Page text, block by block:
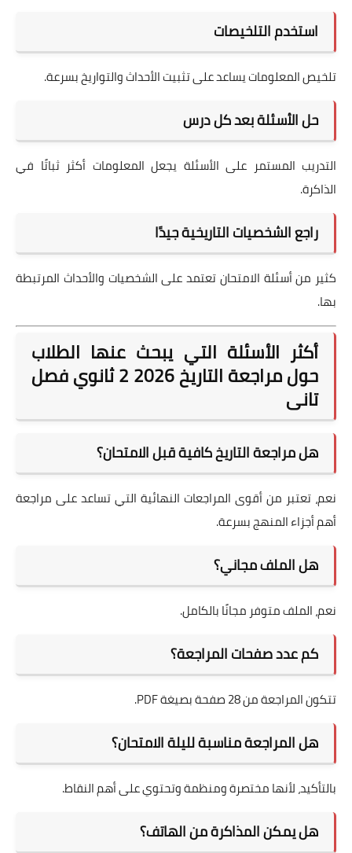
استخدم التلخيصات
تلخيص المعلومات يساعد على تثبيت الأحداث والتواريخ بسرعة.
حل الأسئلة بعد كل درس
التدريب المستمر على الأسئلة يجعل المعلومات أكثر ثباتًا في
الذاكرة.
راجع الشخصيات التاريخية جيدًا
كثير من أسئلة الامتحان تعتمد على الشخصيات والأحداث المرتبطة
بها.
أكثر الأسئلة التي يبحث عنها الطلاب
حول مراجعة التاريخ 2026 2 ثانوي فصل
تانى
هل مراجعة التاريخ كافية قبل الامتحان؟
نعم، تعتبر من أقوى المراجعات النهائية التي تساعد على مراجعة
أهم أجزاء المنهج بسرعة.
هل الملف مجاني؟
نعم، الملف متوفر مجانًا بالكامل.
كم عدد صفحات المراجعة؟
تتكون المراجعة من 28 صفحة بصيغة PDF.
هل المراجعة مناسبة لليلة الامتحان؟
بالتأكيد، لأنها مختصرة ومنظمة وتحتوي على أهم النقاط.
هل يمكن المذاكرة من الهاتف؟